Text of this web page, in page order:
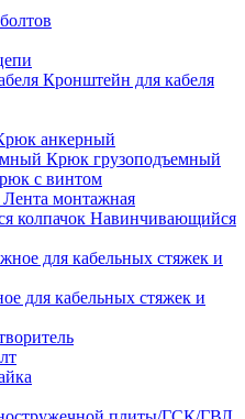
Кронштейн для кабеля
анкерный
Крюк грузоподъемный
с винтом
Лента монтажная
Навинчивающийся
для кабельных стяжек и